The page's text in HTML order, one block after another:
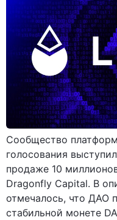
Сообщество
голосования
продаже 10
Dragonfly Capital. В
отмечалось, что ДАО
стабильной монете